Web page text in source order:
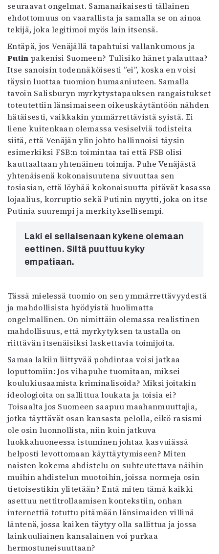
seuraavat ongelmat. Samanaikaisesti tällainen
ehdottomuus on vaarallista ja samalla se on ainoa
tekijä, joka legitimoi myös lain itsensä.
Entäpä, jos Venäjällä tapahtuisi vallankumous ja
Putin pakenisi Suomeen? Tulisiko hänet palauttaa?
Itse sanoisin todennäköisesti ”ei”, koska en voisi
täysin luottaa tuomion humaaniuteen. Samalla
tavoin Salisburyn myrkytystapauksen rangaistukset
toteutettiin länsimaiseen oikeuskäytäntöön nähden
hätäisesti, vaikkakin ymmärrettävistä syistä. Ei
liene kuitenkaan olemassa vesiselviä todisteita
siitä, että Venäjän ylin johto hallinnoisi täysin
esimerkiksi FSB:n toimintaa tai että FSB olisi
kauttaaltaan yhtenäinen toimija. Puhe Venäjästä
yhtenäisenä kokonaisuutena sivuuttaa sen
tosiasian, että löyhää kokonaisuutta pitävät kasassa
lojaalius, korruptio sekä Putinin myytti, joka on itse
Putinia suurempi ja merkityksellisempi.
Laki ei sellaisenaan kykene olemaan
eettinen. Siltä puuttuu kyky
empatiaan.
Tässä mielessä tuomio on sen ymmärrettävyydestä
ja mahdollisista hyödyistä huolimatta
ongelmallinen. On nimittäin olemassa realistinen
mahdollisuus, että myrkytyksen taustalla on
riittävän itsenäisiksi laskettavia toimijoita.
Samaa lakiin liittyvää pohdintaa voisi jatkaa
loputtomiin: Jos vihapuhe tuomitaan, miksei
koulukiusaamista kriminalisoida? Miksi joitakin
ideologioita on sallittua loukata ja toisia ei?
Toisaalta jos Suomeen saapuu maahanmuuttajia,
jotka täyttävät osan kansasta pelolla, eikö rasismi
ole osin luonnollista, niin kuin jatkuva
luokkahuoneessa istuminen johtaa kasvuiässä
helposti levottomaan käyttäytymiseen? Miten
naisten kokema ahdistelu on suhteutettava näihin
muihin ahdistelun muotoihin, joissa normeja osin
tietoisestikin ylitetään? Entä miten tämä kaikki
asettuu nettitrollaamisen kontekstiin, onhan
internettiä totuttu pitämään länsimaiden villinä
läntenä, jossa kaiken täytyy olla sallittua ja jossa
lainkuuliainen kansalainen voi purkaa
hermostuneisuuttaan?